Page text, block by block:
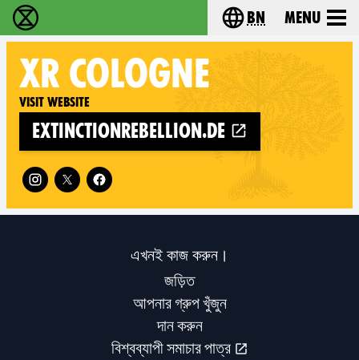
বিলুপ্তি বিদ্রোহ - Home Choose your
bn Menu
XR COLOGNE
Visit website
extinctionrebellion.de
Follow XR Cologne on
এখনই কাজ করুন।
জড়িত
আপনার গ্রুপ খুঁজুন
দান করুন
বিশ্বব্যাপী সমাচার পাত্র